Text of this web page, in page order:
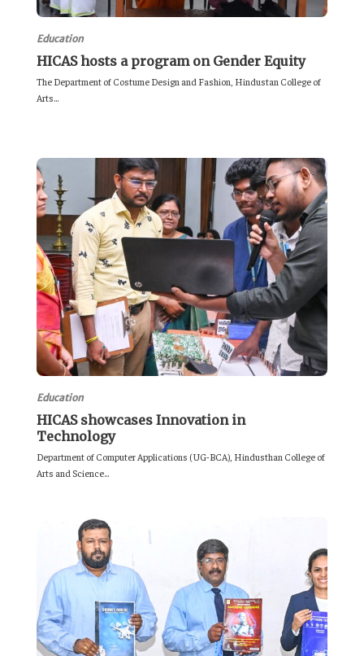
Education
HICAS hosts a program on Gender Equity
The Department of Costume Design and Fashion, Hindustan College of
Arts...
Education
HICAS showcases Innovation in
Technology
Department of Computer Applications (UG-BCA), Hindusthan College of
Arts and Science...